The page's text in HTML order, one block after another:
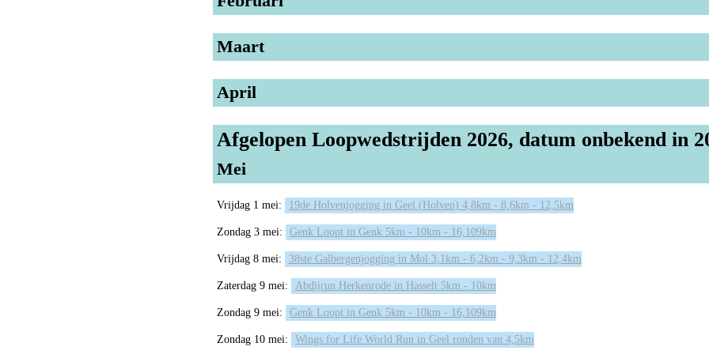
Maart
April
Afgelopen Loopwedstrijden 2026, datum onbekend in
Mei
Vrijdag 1 mei: 19de Holvenjogging in Geel (Holven) 4,8km - 8,6km - 12,5km
Zondag 3 mei: Genk Loopt in Genk 5km - 10km - 16,109km
Vrijdag 8 mei: 38ste Galbergenjogging in Mol 3,1km - 6,2km - 9,3km - 12,4km
Zaterdag 9 mei: Abdijrun Herkenrode in Hasselt 5km - 10km
Zondag 9 mei: Genk Loopt in Genk 5km - 10km - 16,109km
Zondag 10 mei: Wings for Life World Run in Geel ronden van 4,5km